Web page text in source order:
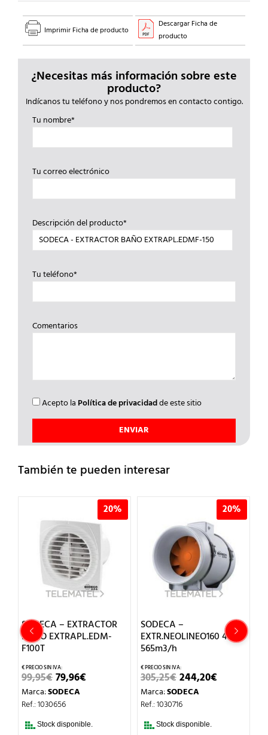
Imprimir Ficha de producto
Descargar Ficha de
producto
¿Necesitas más información sobre este
producto?
Indícanos tu teléfono y nos pondremos en contacto contigo.
Tu nombre*
Tu correo electrónico
Descripción del producto*
Tu teléfono*
Comentarios
Acepto la Política de privacidadde este sitio
También te pueden interesar
20%
SODECA – EXTRACTOR
BAÑO EXTRAPL.EDM-
F100T
99,95€EL
PRECIO
ORIGINAL
ERA:
79,96€
Marca:SODECA
Ref.: 1030656
Stock disponible.
20%
SODECA –
EXTR.NEOLINEO160 415-
565m3/h
305,25€EL
PRECIO
ORIGINAL
ERA:
244,20€
Marca:SODECA
Ref.: 1030716
Stock disponible.